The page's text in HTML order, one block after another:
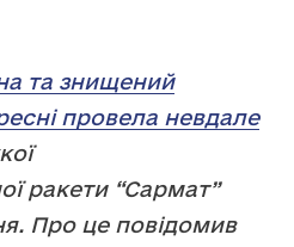
та знищений
провела невдале
ракети “Сармат”
Про це повідомив